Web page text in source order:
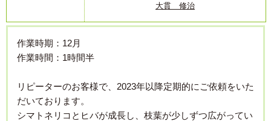
大貫 修治
作業時期：12月
作業時間：1時間半
リピーターのお客様で、2023年以降定期的にご依頼をいた
だいております。
シマトネリコとヒバが成長し、枝葉が少しずつ広がってい